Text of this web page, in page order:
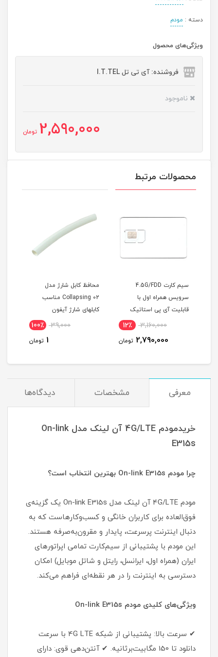
دسته : مودم
ویژگی‌های محصول
فروشنده: آی تی تل I.T.TEL
ناموجود
2,590,000 تومان
محصولات مرتبط
سیم کارت 4.5G/FDD
سرویس همراه اول با
قابلیت آی پی استاتیک
(مخصوص مودم )
3,160,000 12٪
2,790,000 تومان
محافظ کابل شارژ مدل
Collapsing 02 مناسب
کابلهای شارژ آیفون
39,000 100٪
1 تومان
معرفی مشخصات دیدگاه‌ها
خریدمودم 4G/LTE آن لینک مدل On-link
E315s
چرا مودم On-link E315s بهترین انتخاب است؟
مودم 4G/LTE آن لینک مدل On-link E315s یک گزینه‌ی
فوق‌العاده برای کاربران خانگی و کسب‌وکارهاست که به
دنبال اینترنت پرسرعت، پایدار و مقرون‌به‌صرفه هستند.
این مودم با پشتیبانی از سیم‌کارت تمامی اپراتورهای
ایران (همراه اول، ایرانسل، رایتل و شاتل موبایل) امکان
دسترسی به اینترنت را در هر نقطه‌ای فراهم می‌کند.
ویژگی‌های کلیدی مودم On-link E315s
✔ سرعت بالا: پشتیبانی از شبکه 4G LTE با سرعت
دانلود تا 150 مگابیت‌برثانیه. ✔ آنتن‌دهی قوی: دارای